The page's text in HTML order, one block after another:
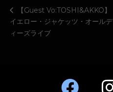
【Guest Vo:TOSHI&AKKO】
イエロー・ジャケッツ・オールデ
ィーズライブ